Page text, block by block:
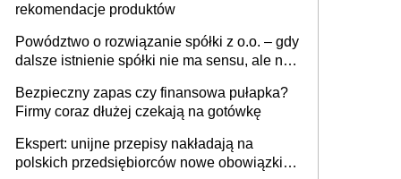
rekomendacje produktów
Powództwo o rozwiązanie spółki z o.o. – gdy
dalsze istnienie spółki nie ma sensu, ale nie
Bezpieczny zapas czy finansowa pułapka?
Firmy coraz dłużej czekają na gotówkę
Ekspert: unijne przepisy nakładają na
polskich przedsiębiorców nowe obowiązki w